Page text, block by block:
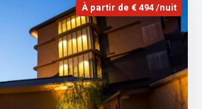
À partir de € 494 /nuit